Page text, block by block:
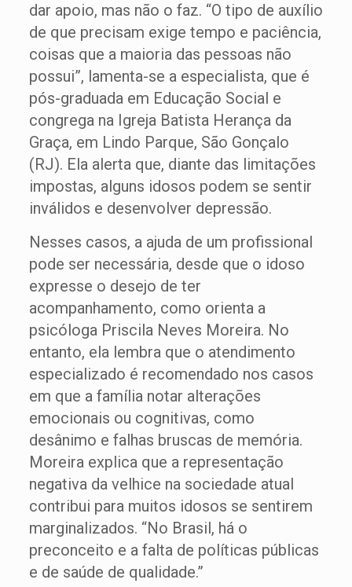
dar apoio, mas não o faz. “O tipo de auxílio
de que precisam exige tempo e paciência,
coisas que a maioria das pessoas não
possui”, lamenta-se a especialista, que é
pós-graduada em Educação Social e
congrega na Igreja Batista Herança da
Graça, em Lindo Parque, São Gonçalo
(RJ). Ela alerta que, diante das limitações
impostas, alguns idosos podem se sentir
inválidos e desenvolver depressão.
Nesses casos, a ajuda de um profissional
pode ser necessária, desde que o idoso
expresse o desejo de ter
acompanhamento, como orienta a
psicóloga Priscila Neves Moreira. No
entanto, ela lembra que o atendimento
especializado é recomendado nos casos
em que a família notar alterações
emocionais ou cognitivas, como
desânimo e falhas bruscas de memória.
Moreira explica que a representação
negativa da velhice na sociedade atual
contribui para muitos idosos se sentirem
marginalizados. “No Brasil, há o
preconceito e a falta de políticas públicas
e de saúde de qualidade.”